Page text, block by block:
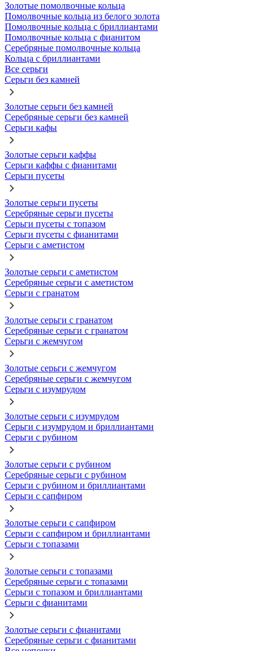
Золотые помолвочные кольца
Помолвочные кольца из белого золота
Помолвочные кольца с бриллиантами
Помолвочные кольца с фианитом
Серебряные помолвочные кольца
Кольца с бриллиантами
Все серьги
Серьги без камней
Золотые серьги без камней
Серебряные серьги без камней
Серьги кафы
Золотые серьги каффы
Серьги каффы с фианитами
Серьги пусеты
Золотые серьги пусеты
Серебряные серьги пусеты
Серьги пусеты с топазом
Серьги пусеты с фианитами
Серьги с аметистом
Золотые серьги с аметистом
Серебряные серьги с аметистом
Серьги с гранатом
Золотые серьги с гранатом
Серебряные серьги с гранатом
Серьги с жемчугом
Золотые серьги с жемчугом
Серебряные серьги с жемчугом
Серьги с изумрудом
Золотые серьги с изумрудом
Серьги с изумрудом и бриллиантами
Серьги с рубином
Золотые серьги с рубином
Серебряные серьги с рубином
Серьги с рубином и бриллиантами
Серьги с сапфиром
Золотые серьги с сапфиром
Серьги с сапфиром и бриллиантами
Серьги с топазами
Золотые серьги с топазами
Серебряные серьги с топазами
Серьги с топазом и бриллиантами
Серьги с фианитами
Золотые серьги с фианитами
Серебряные серьги с фианитами